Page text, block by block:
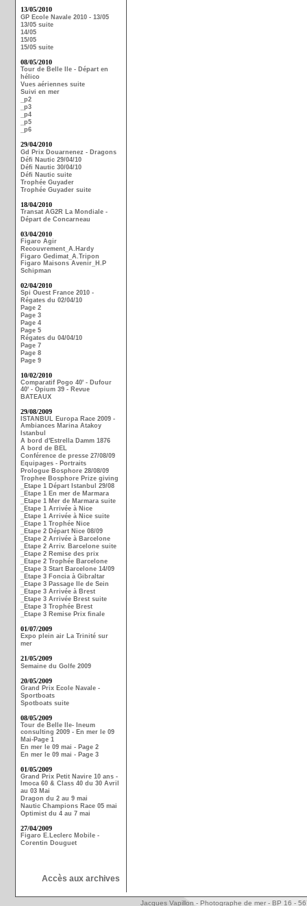
13/05/2010
GP Ecole Navale 2010 - 13/05
13/05 suite
14/05
15/05
15/05 suite
08/05/2010
Tour de Belle Ile - Départ en
hélico
Vues aériennes suite
Suivi en mer
_p2
_p3
_p4
_p5
_p6
29/04/2010
Gd Prix Douarnenez - Dragons
Défi Nautic 29/04/10
Défi Nautic 30/04/10
Défi Nautic suite
Trophée Guyader
Trophée Guyader suite
18/04/2010
Transat AG2R La Mondiale -
Départ de Concarneau
03/04/2010
Figaro Agir
Recouvrement_A.Hardy
Figaro Gedimat_A.Tripon
Figaro Maisons Avenir_H.P
Schipman
02/04/2010
Spi Ouest France 2010 -
Régates du 02/04/10
Page 2
Page 3
Page 4
Page 5
Régates du 04/04/10
Page 7
Page 8
Page 9
10/02/2010
Comparatif Pogo 40' - Dufour
40' - Opium 39 - Revue
BATEAUX
29/08/2009
ISTANBUL Europa Race 2009 -
Ambiances Marina Atakoy
Istanbul
A bord d'Estrella Damm 1876
A bord de BEL
Conférence de presse 27/08/09
Equipages - Portraits
Prologue Bosphore 28/08/09
Trophee Bosphore Prize giving
_Etape 1 Départ Istanbul 29/08
_Etape 1 En mer de Marmara
_Etape 1 Mer de Marmara suite
_Etape 1 Arrivée à Nice
_Etape 1 Arrivée à Nice suite
_Etape 1 Trophée Nice
_Etape 2 Départ Nice 08/09
_Etape 2 Arrivée à Barcelone
_Etape 2 Arriv. Barcelone suite
_Etape 2 Remise des prix
_Etape 2 Trophée Barcelone
_Etape 3 Start Barcelone 14/09
_Etape 3 Foncia à Gibraltar
_Etape 3 Passage Ile de Sein
_Etape 3 Arrivée à Brest
_Etape 3 Arrivée Brest suite
_Etape 3 Trophée Brest
_Etape 3 Remise Prix finale
01/07/2009
Expo plein air La Trinité sur
mer
21/05/2009
Semaine du Golfe 2009
20/05/2009
Grand Prix Ecole Navale -
Sportboats
Spotboats suite
08/05/2009
Tour de Belle Ile- Ineum
consulting 2009 - En mer le 09
Mai-Page 1
En mer le 09 mai - Page 2
En mer le 09 mai - Page 3
01/05/2009
Grand Prix Petit Navire 10 ans -
Imoca 60 & Class 40 du 30 Avril
au 03 Mai
Dragon du 2 au 9 mai
Nautic Champions Race 05 mai
Optimist du 4 au 7 mai
27/04/2009
Figaro E.Leclerc Mobile -
Corentin Douguet
Accès aux archives
Jacques Vapillon - Photographe de mer - BP 16 -